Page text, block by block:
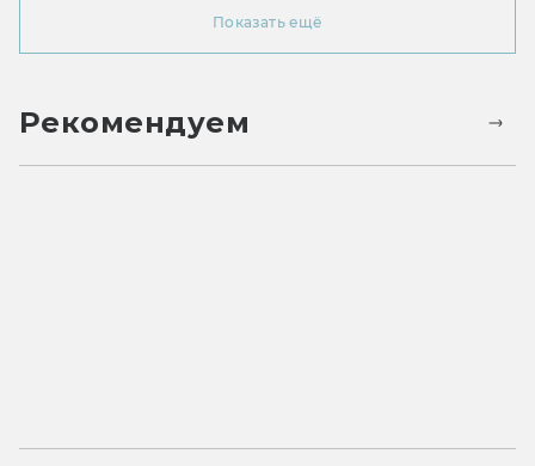
Показать ещё
Рекомендуем